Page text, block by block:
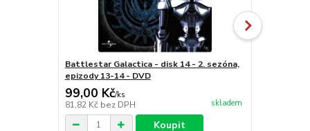
Battlestar Galactica - disk 14 - 2. sezóna,
epizody 13-14 - DVD
99,00 Kč/ks
81,82 Kč bez DPH skladem
Koupit